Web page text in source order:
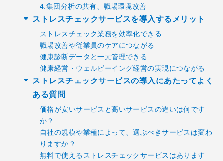
4.集団分析の共有、職場環境改善
ストレスチェックサービスを導入するメリット
ストレスチェック業務を効率化できる
職場改善や従業員のケアにつながる
健康診断データと一元管理できる
健康経営・ウェルビーイング経営の実現につながる
ストレスチェックサービスの導入にあたってよく
ある質問
価格が安いサービスと高いサービスの違いは何です
か？
自社の規模や業種によって、選ぶべきサービスは変わ
りますか？
無料で使えるストレスチェックサービスはあります